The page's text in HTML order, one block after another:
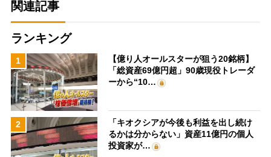
関連記事
ランキング
1
【億り人オールスターが狙う20銘柄】
「総資産69億円超」90歳現役トレーダ
ーから“10…
2
「キオクシアが今後も利益を出し続け
るかは分からない」資産11億円の個人
投資家が…